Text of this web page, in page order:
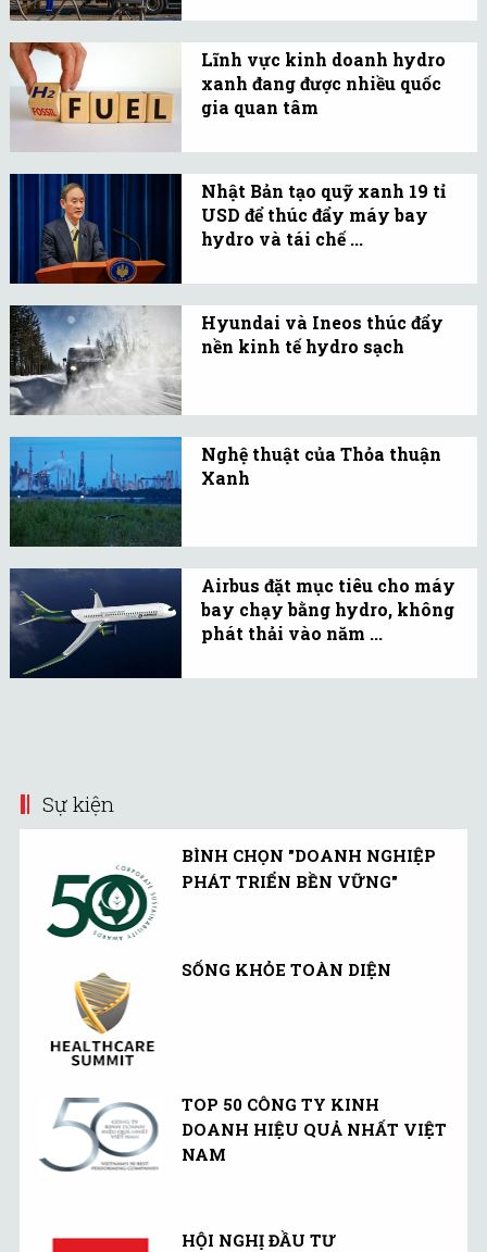
đoàn tàu diesel.
carbon dioxide nhưng tại
sao vẫn bị đánh giá và
cân nhắc nhiều?.
Lĩnh vực kinh doanh hydro
xanh đang được nhiều quốc
gia quan tâm
trong các chiến lược khử
cacbon, đặc biệt là trong
các lĩnh vực khó giảm
thiểu.
Nhật Bản tạo quỹ xanh 19 tỉ
USD để thúc đẩy máy bay
hydro và tái chế ...
hàng đầu về tính an toàn
và hiệu quả của nguồn
Hyundai và Ineos thúc đẩy
nền kinh tế hydro sạch
hóa chất thúc đẩy chuỗi
cung ứng mới.
Nghệ thuật của Thỏa thuận
Xanh
tư trị giá 1.000 tỉ euro để
tài trợ cho Thỏa thuận
Xanh Châu Âu vào ngày
Airbus đặt mục tiêu cho máy
bay chạy bằng hydro, không
phát thải vào năm ...
Sự kiện
BÌNH CHỌN "DOANH NGHIỆP
PHÁT TRIỂN BỀN VỮNG"
SỐNG KHỎE TOÀN DIỆN
TOP 50 CÔNG TY KINH
DOANH HIỆU QUẢ NHẤT VIỆT
NAM
HỘI NGHỊ ĐẦU TƯ